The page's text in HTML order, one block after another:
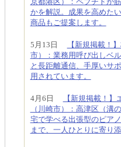
かを解説。成果を高めた
商品もご提案します。
5月13日
【新規掲載！
市）：業務用呼び出しベ
と長距離通信、手厚いサ
用されています。
4月6日
【新規掲載！
（川崎市）：高津区（溝
宅で学べる出張型のピア
まで、一人ひとりに寄り